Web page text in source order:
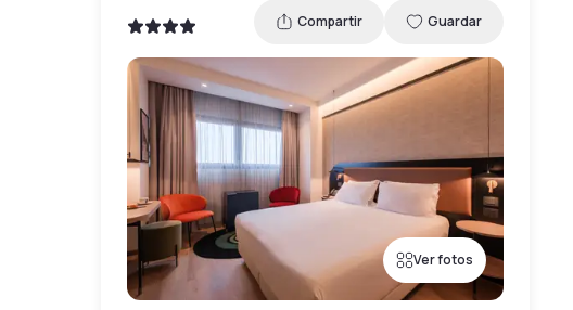
Compartir Guardar
Ver fotos